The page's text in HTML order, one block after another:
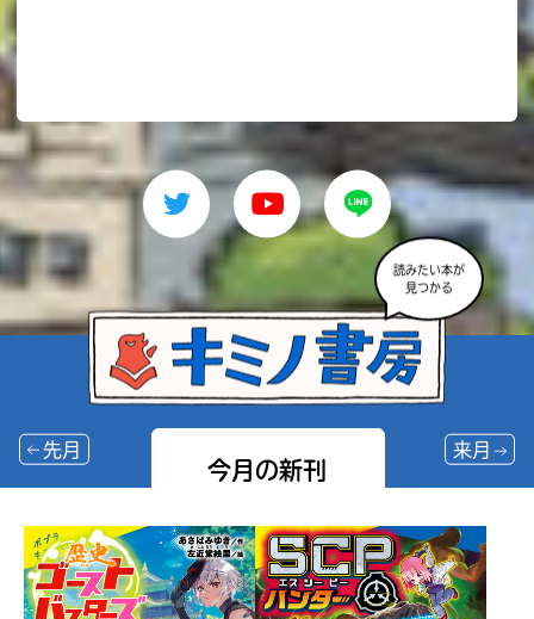
読みたい本が
見つかる
今月の新刊
先月 来月